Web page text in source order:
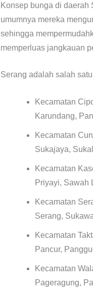
Konsep bunga di
umumnya mereka
sehingga
memperluas jangkauan
Serang adalah salah
Kecamatan
Karundang,
Kecamatan
Sukajaya,
Kecamatan
Priyayi, Sawah
Kecamatan
Serang,
Kecamatan
Pancur,
Kecamatan
Pageragung,